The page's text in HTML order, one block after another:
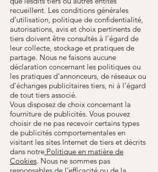
recueillent. Les conditions générales
d’utilisation, politique de confidentialité,
autorisations, avis et choix pertinents de
tiers doivent être consultés à l’égard de
leur collecte, stockage et pratiques de
partage. Nous ne faisons aucune
déclaration concernant les politiques ou
les pratiques d’annonceurs, de réseaux ou
d’échanges publicitaires tiers, ni à l’égard
de tout tiers associé.
Vous disposez de choix concernant la
fourniture de publicités. Vous pouvez
choisir de ne pas recevoir certains types
de publicités comportementales en
visitant les sites Internet de tiers et décrits
dans notre Politique en matière de
Cookies. Nous ne sommes pas